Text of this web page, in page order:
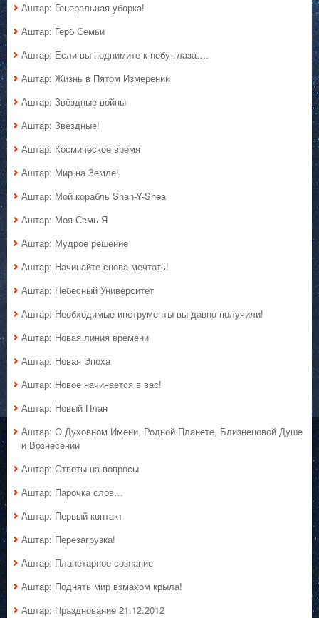
Аштар: Генеральная уборка!
Аштар: Герб Семьи
Аштар: Если вы поднимите к небу глаза….
Аштар: Жизнь в Пятом Измерении
Аштар: Звёздные войны
Аштар: Звёздные!
Аштар: Космическое время
Аштар: Мир на Земле!
Аштар: Мой корабль Shan-Y-Shea
Аштар: Моя Семь Я
Аштар: Мудрое решение
Аштар: Начинайте снова мечтать!
Аштар: Небесный Университет
Аштар: Необходимые инструменты вы давно получили!
Аштар: Новая линия времени
Аштар: Новая Эпоха
Аштар: Новое начинается в вас!
Аштар: Новый План
Аштар: О Духовном Имени, Родной Планете, Близнецовой Душе
и Вознесении
Аштар: Ответы на вопросы
Аштар: Парочка слов…
Аштар: Первый контакт
Аштар: Перезагрузка!
Аштар: Планетарное сознание
Аштар: Поднять мир взмахом крыла!
Аштар: Празднование 21.12.2012